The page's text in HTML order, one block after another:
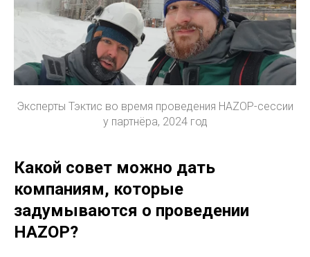
Эксперты Тэктис во время проведения HAZOP-сессии
у партнёра, 2024 год
Какой совет можно дать
компаниям, которые
задумываются о проведении
HAZOP?